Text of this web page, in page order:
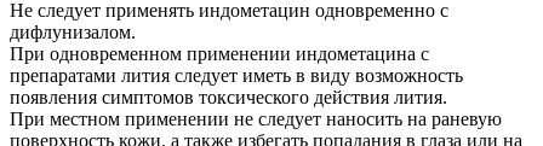
Не следует применять индометацин одновременно с
дифлунизалом.
При одновременном применении индометацина с
препаратами лития следует иметь в виду возможность
появления симптомов токсического действия лития.
При местном применении не следует наносить на раневую
поверхность кожи, а также избегать попадания в глаза или на